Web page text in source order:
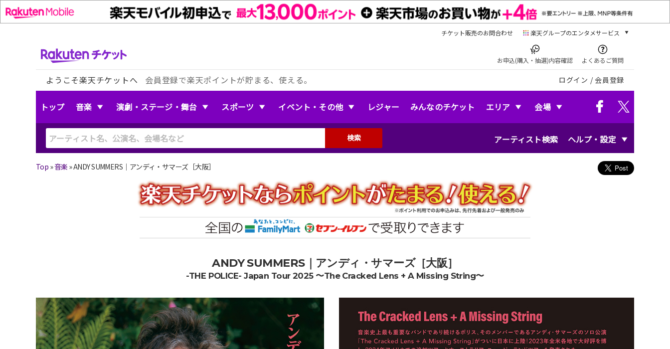
チケット販売のお問合わせ 楽天グループのエンタメサービス
本/ゲーム/CD/DVD
楽天ブックス
電子書籍
楽天Kobo
音楽配信
お申込(購入・抽選)内容確認 よくあるご質問
ようこそ楽天チケットへ 会員登録で楽天ポイントが貯まる、使える。 ログイン / 会員登録
トップ 音楽 演劇・ステージ・舞台 スポーツ イベント・その他 レジャー みんなのチケット エリア 会場
アーティスト検索 ヘルプ・設定
検索
Top »音楽 »ANDY SUMMERS｜アンディ・サマーズ［大阪］
ANDY SUMMERS｜アンディ・サマーズ［大阪］
-THE POLICE- Japan Tour 2025 〜The Cracked Lens + A Missing String〜